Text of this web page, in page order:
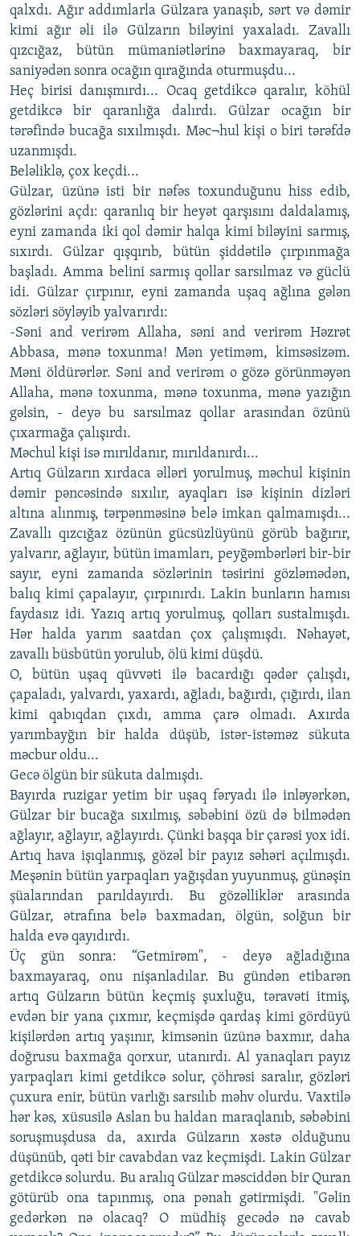
qalxdı. Ağır addımlarla Gülzara yanaşıb, sərt və dəmir
kimi ağır əli ilə Gülzarın biləyini yaxaladı. Zavallı
qızcığaz, bütün mümaniətlərinə baxmayaraq, bir
saniyədən sonra ocağın qırağında oturmuşdu...
Heç birisi danışmırdı... Ocaq getdikcə qaralır, köhül
getdikcə bir qaranlığa dalırdı. Gülzar ocağın bir
tərəfində bucağa sıxılmışdı. Məc¬hul kişi o biri tərəfdə
uzanmışdı.
Beləliklə, çox keçdi...
Gülzar, üzünə isti bir nəfəs toxunduğunu hiss edib,
gözlərini açdı: qaranlıq bir heyət qarşısını daldalamış,
eyni zamanda iki qol dəmir halqa kimi biləyini sarmış,
sıxırdı. Gülzar qışqırıb, bütün şiddətilə çırpınmağa
başladı. Amma belini sarmış qollar sarsılmaz və güclü
idi. Gülzar çırpınır, eyni zamanda uşaq ağlına gələn
sözləri söyləyib yalvarırdı:
-Səni and verirəm Allaha, səni and verirəm Həzrət
Abbasa, mənə toxunma! Mən yetiməm, kimsəsizəm.
Məni öldürərlər. Səni and verirəm o gözə görünməyən
Allaha, mənə toxunma, mənə toxunma, mənə yazığın
gəlsin, - deyə bu sarsılmaz qollar arasından özünü
çıxarmağa çalışırdı.
Məchul kişi isə mırıldanır, mırıldanırdı...
Artıq Gülzarın xırdaca əlləri yorulmuş, məchul kişinin
dəmir pəncəsində sıxılır, ayaqları isə kişinin dizləri
altına alınmış, tərpənməsinə belə imkan qalmamışdı...
Zavallı qızcığaz özünün gücsüzlüyünü görüb bağırır,
yalvarır, ağlayır, bütün imamları, peyğəmbərləri bir-bir
sayır, eyni zamanda sözlərinin təsirini gözləmədən,
balıq kimi çapalayır, çırpınırdı. Lakin bunların hamısı
faydasız idi. Yazıq artıq yorulmuş, qolları sustalmışdı.
Hər halda yarım saatdan çox çalışmışdı. Nəhayət,
zavallı büsbütün yorulub, ölü kimi düşdü.
O, bütün uşaq qüvvəti ilə bacardığı qədər çalışdı,
çapaladı, yalvardı, yaxardı, ağladı, bağırdı, çığırdı, ilan
kimi qabıqdan çıxdı, amma çarə olmadı. Axırda
yarımbayğın bir halda düşüb, istər-istəməz sükuta
məcbur oldu...
Gecə ölgün bir sükuta dalmışdı.
Bayırda ruzigar yetim bir uşaq fəryadı ilə inləyərkən,
Gülzar bir bucağa sıxılmış, səbəbini özü də bilmədən
ağlayır, ağlayır, ağlayırdı. Çünki başqa bir çarəsi yox idi.
Artıq hava işıqlanmış, gözəl bir payız səhəri açılmışdı.
Meşənin bütün yarpaqları yağışdan yuyunmuş, günəşin
şüalarından parıldayırdı. Bu gözəlliklər arasında
Gülzar, ətrafına belə baxmadan, ölgün, solğun bir
halda evə qayıdırdı.
Üç gün sonra: “Getmirəm", - deyə ağladığına
baxmayaraq, onu nişanladılar. Bu gündən etibarən
artıq Gülzarın bütün keçmiş şuxluğu, təravəti itmiş,
evdən bir yana çıxmır, keçmişdə qardaş kimi gördüyü
kişilərdən artıq yaşınır, kimsənin üzünə baxmır, daha
doğrusu baxmağa qorxur, utanırdı. Al yanaqları payız
yarpaqları kimi getdikcə solur, çöhrəsi saralır, gözləri
çuxura enir, bütün varlığı sarsılıb məhv olurdu. Vaxtilə
hər kəs, xüsusilə Aslan bu haldan maraqlanıb, səbəbini
soruşmuşdusa da, axırda Gülzarın xəstə olduğunu
düşünüb, qəti bir cavabdan vaz keçmişdi. Lakin Gülzar
getdikcə solurdu. Bu aralıq Gülzar məsciddən bir Quran
götürüb ona tapınmış, ona pənah gətirmişdi. "Gəlin
gedərkən nə olacaq? O müdhiş gecədə nə cavab